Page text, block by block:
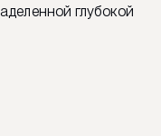
глубокой